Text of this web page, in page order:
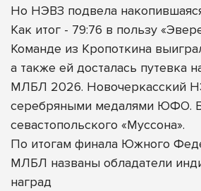
Но НЭВЗ подвела
Как итог - 79:76 в пользу
Команде из Кропоткина
а также ей досталась путевка
МЛБЛ 2026. Новочеркасский
серебряными медалями ЮФО.
севастопольского «Муссона».
По итогам финала Южного
МЛБЛ названы обладатели
наград